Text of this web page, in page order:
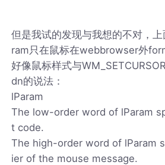
但是我试的发现与我想的不对，
ram只在鼠标在webbrowser外
好像鼠标样式与
dn的说法：
lParam
The low-order word of lParam
t code.
The high-order word of lParam
ier of the mouse message.